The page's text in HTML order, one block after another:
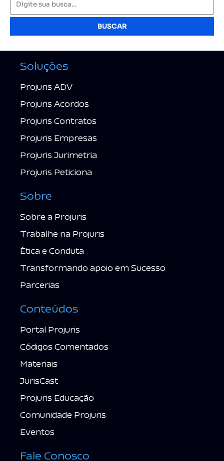
BUSCAR
Soluções
Projuris ADV
Projuris Acordos
Projuris Contratos
Projuris Empresas
Projuris Jurimetria
Projuris Peticiona
Sobre
Sobre a Projuris
Trabalhe na Projuris
Ética e Conduta
Transformando apoio em Sucesso
Parcerias
Conteúdos
Portal Projuris
Códigos Comentados
Materiais
JurisCast
Projuris Educação
Comunidade Projuris
Eventos
Fale Conosco